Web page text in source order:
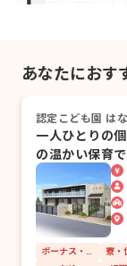
あなたにおす
認定こども園 は
一人ひとりの
の温かい保育
を育みましょ